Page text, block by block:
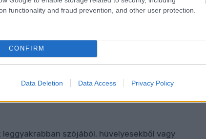
functionality and fraud prevention, and other user protection.
CONFIRM
Data Deletion Data Access Privacy Policy
létfontosságú.
és vegán
a
szójából, hüvelyesekből vagy